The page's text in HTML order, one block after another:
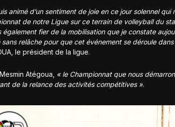
animé d’un sentiment de joie en ce jour solennel
de notre Ligue sur ce terrain de volleyball du
également fier de la mobilisation que je constate
relâche pour que cet événement se déroule
le président de la ligue.
Atégoua,
« le Championnat que nous
de la relance des activités compétitives ».